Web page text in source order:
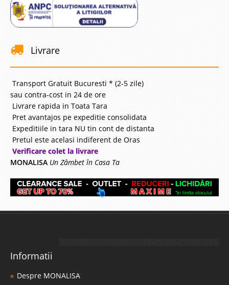
Livrare
Transport Gratuit Bucuresti * (2-5 zile)
sau contra-cost in 24 de ore
Livrare rapida in Toata Tara
Pret avantajos pe expeditie consolidata
Expeditiile in tara NU tin cont de distanta
Pretul este acelasi indiferent de Oras
Verificare colet la livrare
MONALISA Un Zâmbet în Casa Ta
Informatii
Despre MONALISA